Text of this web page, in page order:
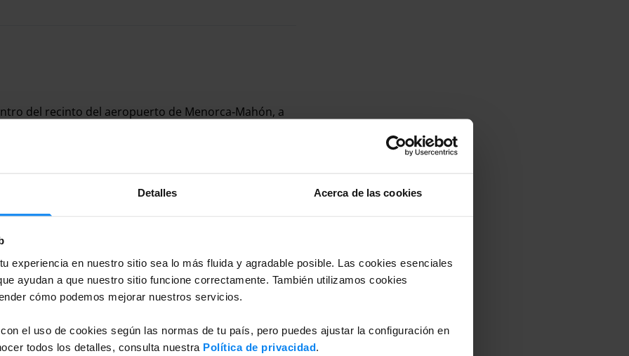
Detalles Acerca de las cookies
experiencia en nuestro sitio sea lo más fluida y agradable posible. Las cookies esenciales
ayudan a que nuestro sitio funcione correctamente. También utilizamos cookies
cómo podemos mejorar nuestros servicios.
el uso de cookies según las normas de tu país, pero puedes ajustar la configuración en
todos los detalles, consulta nuestra Política de privacidad.
del recinto del aeropuerto de Menorca‑Mahón, a
muchas cubiertas, y está abierto las 24 horas.
oficial de AENA en el Aeropuerto de
de acceso inmediato a la terminal. Ideal tanto
sin complicaciones.
1 minuto . Reserva tu plaza y comienza tu viaje sin